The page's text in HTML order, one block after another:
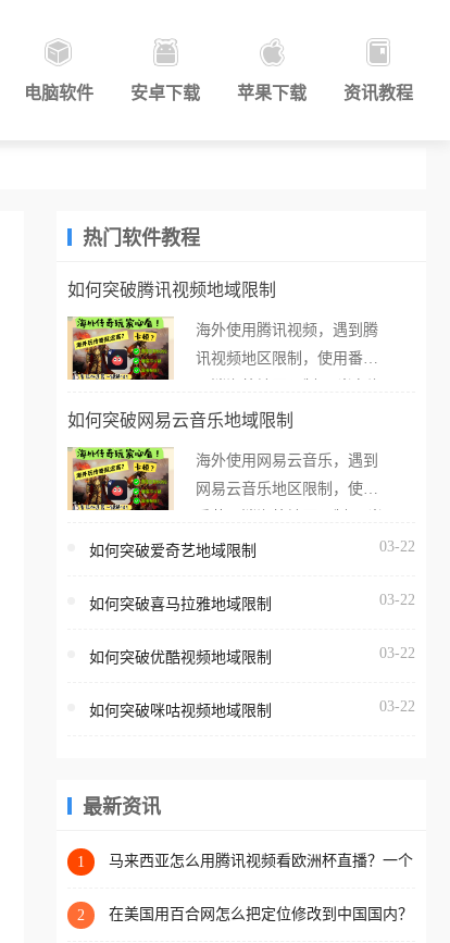
电脑软件 安卓下载 苹果下载 资讯教程
热门软件教程
如何突破腾讯视频地域限制
海外使用腾讯视频，遇到腾
讯视频地区限制，使用番茄
外打开腾讯视频，却突然弹
地区无法播放”的提示语。
海外用户如香港、澳门、台
亚、欧洲等国家和地区时，
台一样，出现地区及版权限
地区播放。 遇到这个问题的
区工作、留学、定居等，都
权限制所困扰。
如何突破网易云音乐地域限制
海外使用网易云音乐，遇到
网易云音乐地区限制，使用
在海外打开网易云音乐，却
所在的地区无法播放”的提示
门、台湾、美国、加拿大、
区时，网易云音乐也会像其
回国加速器，即可解决「海
版权限制」的问题，无论人
如何突破爱奇艺地域限制 03-22
如何突破喜马拉雅地域限制 03-22
如何突破优酷视频地域限制 03-22
如何突破咪咕视频地域限制 03-22
最新资讯
1
马来西亚怎么用腾讯视频看欧洲杯直播？一个
2
在美国用百合网怎么把定位修改到中国国内？